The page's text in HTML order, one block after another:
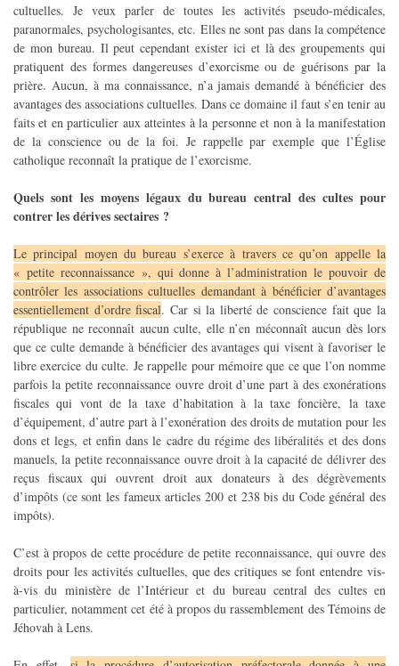
cultuelles. Je veux parler de toutes les activités pseudo-médicales,
paranormales, psychologisantes, etc. Elles ne sont pas dans la compétence
de mon bureau. Il peut cependant exister ici et là des groupements qui
pratiquent des formes dangereuses d’exorcisme ou de guérisons par la
prière. Aucun, à ma connaissance, n’a jamais demandé à bénéficier des
avantages des associations cultuelles. Dans ce domaine il faut s’en tenir au
faits et en particulier aux atteintes à la personne et non à la manifestation
de la conscience ou de la foi. Je rappelle par exemple que l’Église
catholique reconnaît la pratique de l’exorcisme.
Quels sont les moyens légaux du bureau central des cultes pour
contrer les dérives sectaires ?
Le principal moyen du bureau s’exerce à travers ce qu’on appelle la
« petite reconnaissance », qui donne à l’administration le pouvoir de
contrôler les associations cultuelles demandant à bénéficier d’avantages
essentiellement d’ordre fiscal. Car si la liberté de conscience fait que la
république ne reconnaît aucun culte, elle n’en méconnaît aucun dès lors
que ce culte demande à bénéficier des avantages qui visent à favoriser le
libre exercice du culte. Je rappelle pour mémoire que ce que l’on nomme
parfois la petite reconnaissance ouvre droit d’une part à des exonérations
fiscales qui vont de la taxe d’habitation à la taxe foncière, la taxe
d’équipement, d’autre part à l’exonération des droits de mutation pour les
dons et legs, et enfin dans le cadre du régime des libéralités et des dons
manuels, la petite reconnaissance ouvre droit à la capacité de délivrer des
reçus fiscaux qui ouvrent droit aux donateurs à des dégrèvements
d’impôts (ce sont les fameux articles 200 et 238 bis du Code général des
impôts).
C’est à propos de cette procédure de petite reconnaissance, qui ouvre des
droits pour les activités cultuelles, que des critiques se font entendre vis-
à-vis du ministère de l’Intérieur et du bureau central des cultes en
particulier, notamment cet été à propos du rassemblement des Témoins de
Jéhovah à Lens.